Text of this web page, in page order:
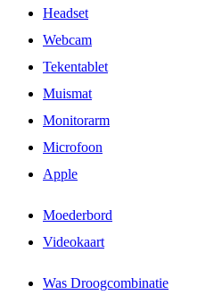
Headset
Webcam
Tekentablet
Muismat
Monitorarm
Microfoon
Apple
Moederbord
Videokaart
Was Droogcombinatie